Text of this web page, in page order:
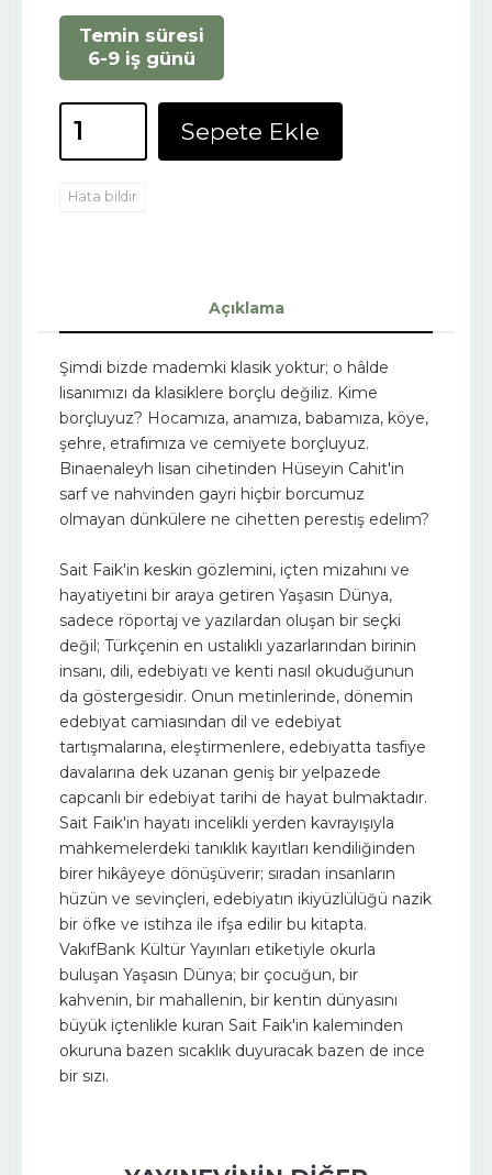
Temin süresi
6-9 iş günü
Sepete Ekle
Hata bildir
Açıklama
Şimdi bizde mademki klasik yoktur; o hâlde
lisanımızı da klasiklere borçlu değiliz. Kime
borçluyuz? Hocamıza, anamıza, babamıza, köye,
şehre, etrafımıza ve cemiyete borçluyuz.
Binaenaleyh lisan cihetinden Hüseyin Cahit'in
sarf ve nahvinden gayri hiçbir borcumuz
olmayan dünkülere ne cihetten perestiş edelim?
Sait Faik'in keskin gözlemini, içten mizahını ve
hayatiyetini bir araya getiren Yaşasın Dünya,
sadece röportaj ve yazılardan oluşan bir seçki
değil; Türkçenin en ustalıklı yazarlarından birinin
insanı, dili, edebiyatı ve kenti nasıl okuduğunun
da göstergesidir. Onun metinlerinde, dönemin
edebiyat camiasından dil ve edebiyat
tartışmalarına, eleştirmenlere, edebiyatta tasfiye
davalarına dek uzanan geniş bir yelpazede
capcanlı bir edebiyat tarihi de hayat bulmaktadır.
Sait Faik'in hayatı incelikli yerden kavrayışıyla
mahkemelerdeki tanıklık kayıtları kendiliğinden
birer hikâyeye dönüşüverir; sıradan insanların
hüzün ve sevinçleri, edebiyatın ikiyüzlülüğü nazik
bir öfke ve istihza ile ifşa edilir bu kitapta.
VakıfBank Kültür Yayınları etiketiyle okurla
buluşan Yaşasın Dünya; bir çocuğun, bir
kahvenin, bir mahallenin, bir kentin dünyasını
büyük içtenlikle kuran Sait Faik'in kaleminden
okuruna bazen sıcaklık duyuracak bazen de ince
bir sızı.